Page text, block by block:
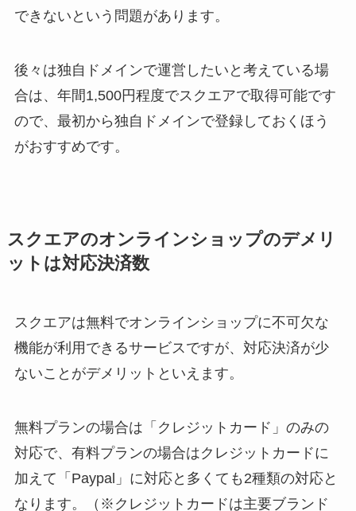
できないという問題があります。
後々は独自ドメインで運営したいと考えている場
合は、年間1,500円程度でスクエアで取得可能です
ので、最初から独自ドメインで登録しておくほう
がおすすめです。
スクエアのオンラインショップのデメリ
ットは対応決済数
スクエアは無料でオンラインショップに不可欠な
機能が利用できるサービスですが、対応決済が少
ないことがデメリットといえます。
無料プランの場合は「クレジットカード」のみの
対応で、有料プランの場合はクレジットカードに
加えて「Paypal」に対応と多くても2種類の対応と
なります。（※クレジットカードは主要ブランド